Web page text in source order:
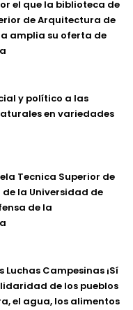
el que la biblioteca de
de Arquitectura de
amplia su oferta de
y político a las
en variedades
Tecnica Superior de
la Universidad de
de la
Campesinas ¡Sí
de los pueblos
el agua, los alimentos